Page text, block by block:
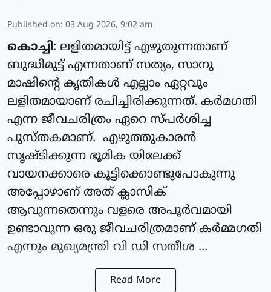
Published on: 03 Aug 2026, 9:02 am
കൊച്ചി: ലളിതമായിട്ട് എഴുതുന്നതാണ്
ബുദ്ധിമുട്ട് എന്നതാണ് സത്യം, സാനു
മാഷിന്റെ കൃതികൾ എല്ലാം ഏറ്റവും
ലളിതമായാണ് രചിച്ചിരിക്കുന്നത്. കർമഗതി
എന്ന ജീവചരിത്രം ഏറെ സ്പർശിച്ച
പുസ്തകമാണ്. എഴുത്തുകാരൻ
സൃഷ്ടിക്കുന്ന ഭൂമിക യിലേക്ക്
വായനക്കാരെ കൂട്ടിക്കൊണ്ടുപോകുന്നു
അപ്പോഴാണ് അത് ക്ലാസിക്
ആവുന്നതെന്നും വളരെ അപൂർവമായി
ഉണ്ടാവുന്ന ഒരു ജീവചരിത്രമാണ് കർമ്മഗതി
എന്നും മുഖ്യമന്ത്രി വി ഡി സതീശ ...
Read More